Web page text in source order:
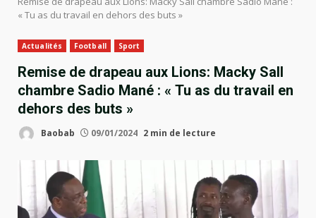
« Tu as du travail en dehors des buts »
Actualités Football Sport
Remise de drapeau aux Lions: Macky Sall
chambre Sadio Mané : « Tu as du travail en
dehors des buts »
Baobab 09/01/2024 2 min de lecture